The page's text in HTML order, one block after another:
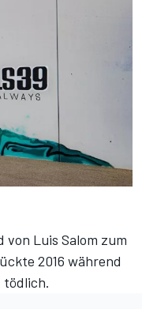
von Luis Salom zum
2016 während
tödlich.